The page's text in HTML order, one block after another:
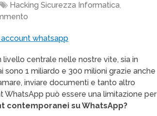
Hacking Sicurezza Informatica,
centrale nelle nostre vite, sia in
1 miliardo e 300 milioni grazie anche
inviare documenti e tanto altro
WhatsApp può essere una limitazione per
contemporanei su WhatsApp?